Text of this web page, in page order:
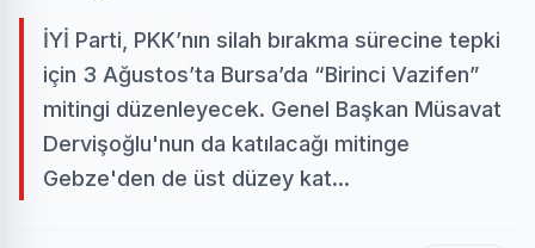
İYİ Parti, PKK’nın silah bırakma sürecine tepki
için 3 Ağustos’ta Bursa’da “Birinci Vazifen”
mitingi düzenleyecek. Genel Başkan Müsavat
Dervişoğlu'nun da katılacağı mitinge
Gebze'den de üst düzey kat...